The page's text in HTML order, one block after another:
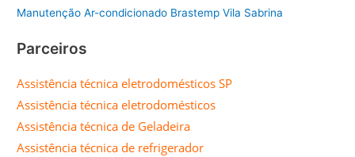
Manutenção Ar-condicionado Brastemp Vila Sabrina
Parceiros
Assistência técnica eletrodomésticos SP
Assistência técnica eletrodomésticos
Assistência técnica de Geladeira
Assistência técnica de refrigerador